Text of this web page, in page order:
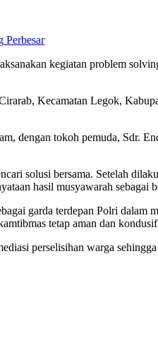
Perbesar
kegiatan problem
Kecamatan Legok,
dengan tokoh pemuda, Sdr.
solusi bersama. Setelah
hasil musyawarah
garda terdepan Polri dalam
tetap aman dan
perselisihan warga sehingga